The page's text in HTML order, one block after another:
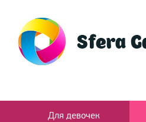
Для девочек